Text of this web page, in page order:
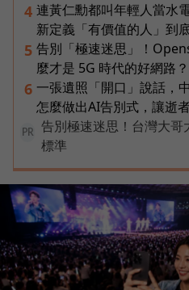
4 連黃仁勳都叫年輕人當水
新定義「有價值的人」到
5 告別「極速迷思」！
麼才是 5G 時代的好網路？
6 一張遺照「開口」說話，
怎麼做出AI告別式，讓逝
PR
告別極速迷思！台灣大
標準